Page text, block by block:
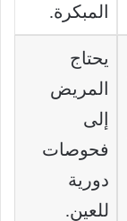
المبكرة.
يحتاج
المريض
إلى
فحوصات
دورية
للعين.